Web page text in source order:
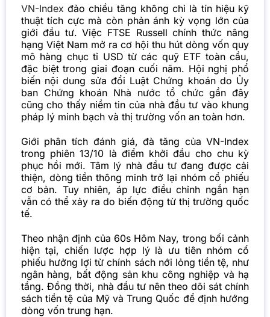
VN-Index đảo chiều tăng không chỉ là tín hiệu kỹ
thuật tích cực mà còn phản ánh kỳ vọng lớn của
giới đầu tư. Việc FTSE Russell chính thức nâng
hạng Việt Nam mở ra cơ hội thu hút dòng vốn quy
mô hàng chục tỉ USD từ các quỹ ETF toàn cầu,
đặc biệt trong giai đoạn cuối năm. Hội nghị phổ
biến nội dung sửa đổi Luật Chứng khoán do Ủy
ban Chứng khoán Nhà nước tổ chức gần đây
cũng cho thấy niềm tin của nhà đầu tư vào khung
pháp lý minh bạch và thị trường vốn an toàn hơn.
Giới phân tích đánh giá, đà tăng của VN-Index
trong phiên 13/10 là điểm khởi đầu cho chu kỳ
phục hồi mới. Tâm lý nhà đầu tư đang được cải
thiện, dòng tiền thông minh trở lại nhóm cổ phiếu
cơ bản. Tuy nhiên, áp lực điều chỉnh ngắn hạn
vẫn có thể xảy ra do biến động từ thị trường quốc
tế.
Theo nhận định của 60s Hôm Nay, trong bối cảnh
hiện tại, chiến lược hợp lý là ưu tiên nhóm cổ
phiếu hưởng lợi từ chính sách nới lỏng tiền tệ, như
ngân hàng, bất động sản khu công nghiệp và hạ
tầng. Đồng thời, nhà đầu tư nên theo dõi sát chính
sách tiền tệ của Mỹ và Trung Quốc để định hướng
dòng vốn trung hạn.